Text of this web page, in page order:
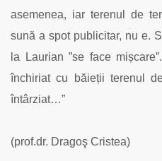
asemenea, iar terenul de
sună a spot publicitar, nu e.
la Laurian ”se face
închiriat cu băieții terenul
întârziat…”
(prof.dr. Dragoş Cristea)